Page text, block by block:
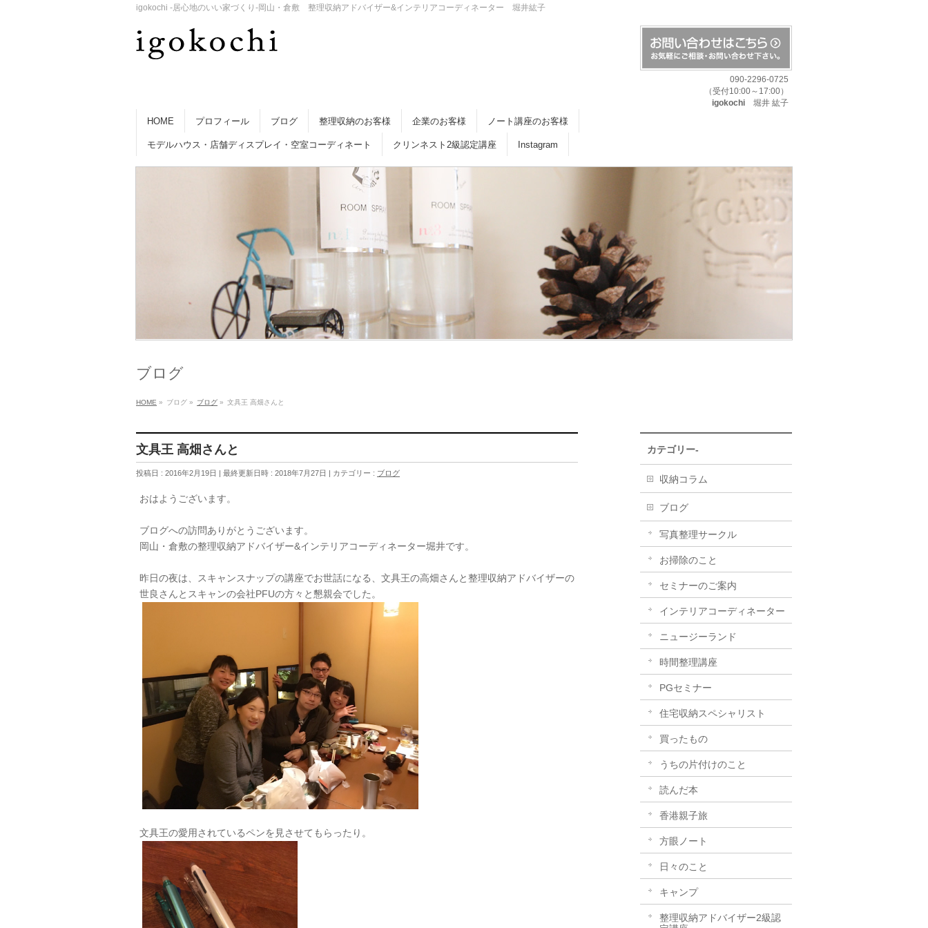
igokochi -居心地のいい家づくり-岡山・倉敷 整理収納アドバイザー&インテリアコーディネーター 堀井紘子
090-2296-0725
（受付10:00～17:00）
igokochi 堀井 紘子
HOME プロフィール ブログ 整理収納のお客様 企業のお客様 ノート講座のお客様
モデルハウス・店舗ディスプレイ・空室コーディネート クリンネスト2級認定講座 Instagram
ブログ
HOME » ブログ » ブログ » 文具王 高畑さんと
文具王 高畑さんと
投稿日 : 2016年2月19日 最終更新日時 : 2018年7月27日 カテゴリー : ブログ
おはようございます。
ブログへの訪問ありがとうございます。
岡山・倉敷の整理収納アドバイザー&インテリアコーディネーター堀井です。
昨日の夜は、スキャンスナップの講座でお世話になる、文具王の高畑さんと整理収納アドバイザーの
世良さんとスキャンの会社PFUの方々と懇親会でした。
文具王の愛用されているペンを見させてもらったり。
カテゴリー-
収納コラム
ブログ
写真整理サークル
お掃除のこと
セミナーのご案内
インテリアコーディネーター
ニュージーランド
時間整理講座
PGセミナー
住宅収納スペシャリスト
買ったもの
うちの片付けのこと
読んだ本
香港親子旅
方眼ノート
日々のこと
キャンプ
整理収納アドバイザー2級認